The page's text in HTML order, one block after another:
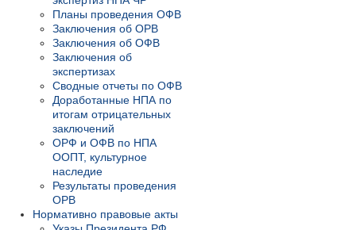
Планы проведения ОФВ
Заключения об ОРВ
Заключения об ОФВ
Заключения об
экспертизах
Сводные отчеты по ОФВ
Доработанные НПА по
итогам отрицательных
заключений
ОРФ и ОФВ по НПА
ООПТ, культурное
наследие
Результаты проведения
ОРВ
Нормативно правовые акты